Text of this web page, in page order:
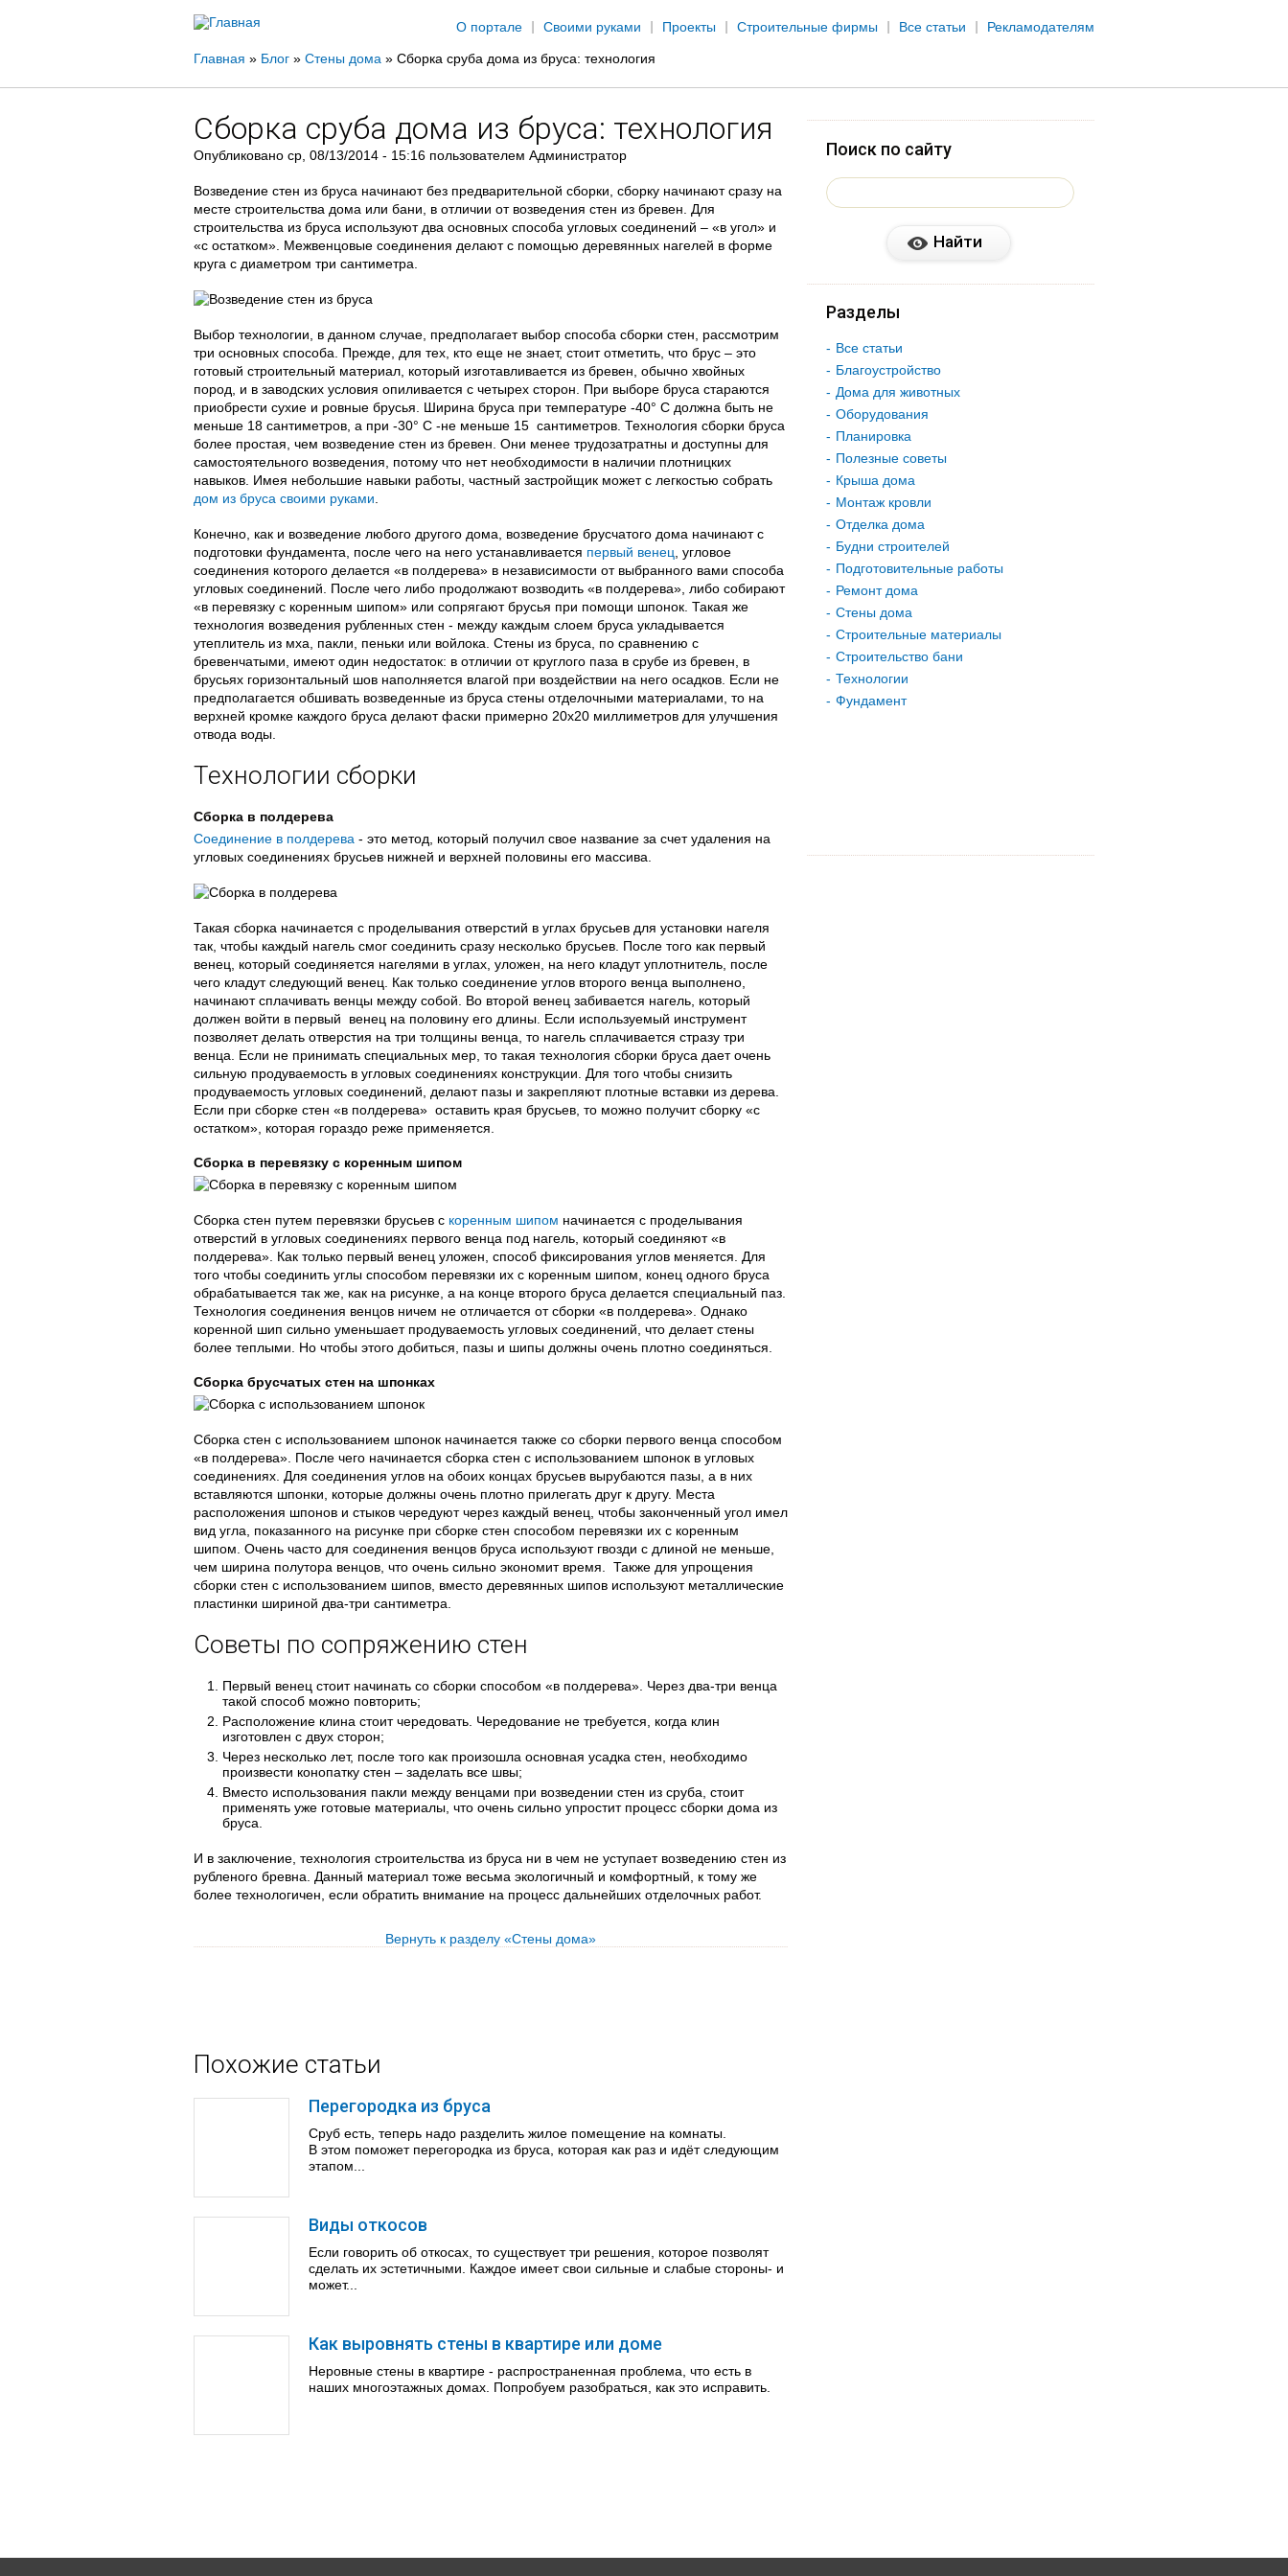
О портале
Своими руками Проекты Строительные фирмы Все статьи Рекламодателям
Вы
здесь
Главная » Блог » Стены дома » Сборка сруба дома из бруса: технология
Сборка сруба дома из бруса: технология
Опубликовано ср, 08/13/2014 - 15:16 пользователем Администратор
Возведение стен из бруса начинают без предварительной сборки, сборку начинают сразу на
месте строительства дома или бани, в отличии от возведения стен из бревен. Для
строительства из бруса используют два основных способа угловых соединений – «в угол» и
«с остатком». Межвенцовые соединения делают с помощью деревянных нагелей в форме
круга с диаметром три сантиметра.
Выбор технологии, в данном случае, предполагает выбор способа сборки стен, рассмотрим
три основных способа. Прежде, для тех, кто еще не знает, стоит отметить, что брус – это
готовый строительный материал, который изготавливается из бревен, обычно хвойных
пород, и в заводских условия опиливается с четырех сторон. При выборе бруса стараются
приобрести сухие и ровные брусья. Ширина бруса при температуре -40° С должна быть не
меньше 18 сантиметров, а при -30° С -не меньше 15 сантиметров. Технология сборки бруса
более простая, чем возведение стен из бревен. Они менее трудозатратны и доступны для
самостоятельного возведения, потому что нет необходимости в наличии плотницких
навыков. Имея небольшие навыки работы, частный застройщик может с легкостью собрать
дом из бруса своими руками
Конечно, как и возведение любого другого дома, возведение брусчатого дома начинают с
подготовки фундамента, после чего на него устанавливается первый венец , угловое
соединения которого делается «в полдерева» в независимости от выбранного вами способа
угловых соединений. После чего либо продолжают возводить «в полдерева», либо собирают
«в перевязку с коренным шипом» или сопрягают брусья при помощи шпонок. Такая же
технология возведения рубленных стен - между каждым слоем бруса укладывается
утеплитель из мха, пакли, пеньки или войлока. Стены из бруса, по сравнению с
бревенчатыми, имеют один недостаток: в отличии от круглого паза в срубе из бревен, в
брусьях горизонтальный шов наполняется влагой при воздействии на него осадков. Если не
предполагается обшивать возведенные из бруса стены отделочными материалами, то на
верхней кромке каждого бруса делают фаски примерно 20х20 миллиметров для улучшения
отвода воды.
Технологии сборки
Сборка в полдерева
Соединение в полдерева - это метод, который получил свое название за счет удаления на
угловых соединениях брусьев нижней и верхней половины его массива.
Такая сборка начинается с проделывания отверстий в углах брусьев для установки нагеля
так, чтобы каждый нагель смог соединить сразу несколько брусьев. После того как первый
венец, который соединяется нагелями в углах, уложен, на него кладут уплотнитель, после
чего кладут следующий венец. Как только соединение углов второго венца выполнено,
начинают сплачивать венцы между собой. Во второй венец забивается нагель, который
должен войти в первый венец на половину его длины. Если используемый инструмент
позволяет делать отверстия на три толщины венца, то нагель сплачивается стразу три
венца. Если не принимать специальных мер, то такая технология сборки бруса дает очень
сильную продуваемость в угловых соединениях конструкции. Для того чтобы снизить
продуваемость угловых соединений, делают пазы и закрепляют плотные вставки из дерева.
Если при сборке стен «в полдерева» оставить края брусьев, то можно получит сборку «с
остатком», которая гораздо реже применяется.
Сборка в перевязку с коренным шипом
Сборка стен путем перевязки брусьев с коренным шипом начинается с проделывания
отверстий в угловых соединениях первого венца под нагель, который соединяют «в
полдерева». Как только первый венец уложен, способ фиксирования углов меняется. Для
того чтобы соединить углы способом перевязки их с коренным шипом, конец одного бруса
обрабатывается так же, как на рисунке, а на конце второго бруса делается специальный паз.
Технология соединения венцов ничем не отличается от сборки «в полдерева». Однако
коренной шип сильно уменьшает продуваемость угловых соединений, что делает стены
более теплыми. Но чтобы этого добиться, пазы и шипы должны очень плотно соединяться.
Сборка брусчатых стен на шпонках
Сборка стен с использованием шпонок начинается также со сборки первого венца способом
«в полдерева». После чего начинается сборка стен с использованием шпонок в угловых
соединениях. Для соединения углов на обоих концах брусьев вырубаются пазы, а в них
вставляются шпонки, которые должны очень плотно прилегать друг к другу. Места
расположения шпонов и стыков чередуют через каждый венец, чтобы законченный угол имел
вид угла, показанного на рисунке при сборке стен способом перевязки их с коренным
шипом. Очень часто для соединения венцов бруса используют гвозди с длиной не меньше,
чем ширина полутора венцов, что очень сильно экономит время. Также для упрощения
сборки стен с использованием шипов, вместо деревянных шипов используют металлические
пластинки шириной два-три сантиметра.
Советы по сопряжению стен
Первый венец стоит начинать со сборки способом «в полдерева». Через два-три венца
такой способ можно повторить;
Расположение клина стоит чередовать. Чередование не требуется, когда клин
изготовлен с двух сторон;
Через несколько лет, после того как произошла основная усадка стен, необходимо
произвести конопатку стен – заделать все швы;
Вместо использования пакли между венцами при возведении стен из сруба, стоит
применять уже готовые материалы, что очень сильно упростит процесс сборки дома из
бруса.
И в заключение, технология строительства из бруса ни в чем не уступает возведению стен из
рубленого бревна. Данный материал тоже весьма экологичный и комфортный, к тому же
более технологичен, если обратить внимание на процесс дальнейших отделочных работ.
Вернуть к разделу «Стены дома»
Похожие статьи
Перегородка из бруса
Сруб есть, теперь надо разделить жилое помещение на комнаты.
В этом поможет перегородка из бруса, которая как раз и идёт следующим
этапом...
Виды откосов
Если говорить об откосах, то существует три решения, которое позволят
сделать их эстетичными. Каждое имеет свои сильные и слабые стороны- и
может...
Как выровнять стены в квартире или доме
Неровные стены в квартире - распространенная проблема, что есть в
наших многоэтажных домах. Попробуем разобраться, как это исправить.
Поиск по сайту
Разделы
Все статьи
Благоустройство
Дома для животных
Оборудования
Планировка
Полезные советы
Крыша дома
Монтаж кровли
Отделка дома
Будни строителей
Подготовительные работы
Ремонт дома
Стены дома
Строительные материалы
Строительство бани
Технологии
Фундамент